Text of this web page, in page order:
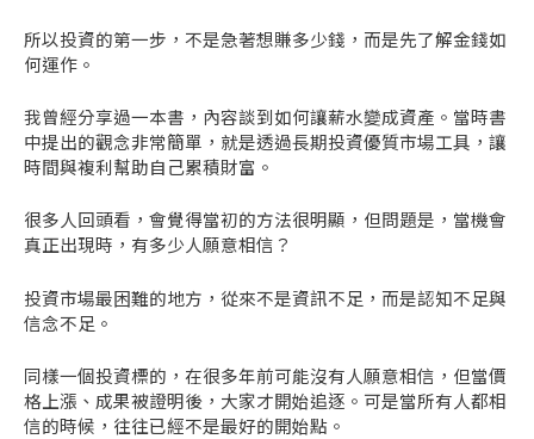
所以投資的第一步，不是急著想賺多少錢，而是先了解金錢如
何運作。
我曾經分享過一本書，內容談到如何讓薪水變成資產。當時書
中提出的觀念非常簡單，就是透過長期投資優質市場工具，讓
時間與複利幫助自己累積財富。
很多人回頭看，會覺得當初的方法很明顯，但問題是，當機會
真正出現時，有多少人願意相信？
投資市場最困難的地方，從來不是資訊不足，而是認知不足與
信念不足。
同樣一個投資標的，在很多年前可能沒有人願意相信，但當價
格上漲、成果被證明後，大家才開始追逐。可是當所有人都相
信的時候，往往已經不是最好的開始點。